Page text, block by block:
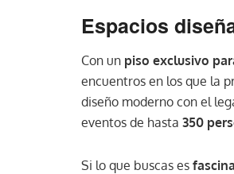
Espacios
Con un piso exclusivo
encuentros en los que la
diseño moderno con el
eventos de hasta 350
Si lo que buscas es